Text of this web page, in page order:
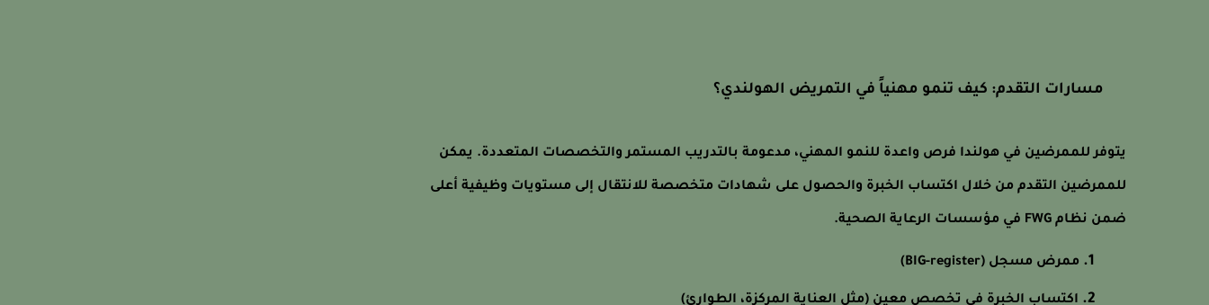
مسارات التقدم: كيف تنمو مهنياً في التمريض الهولندي؟
يتوفر للممرضين في هولندا فرص واعدة للنمو المهني، مدعومة بالتدريب المستمر والتخصصات المتعددة. يمكن
للممرضين التقدم من خلال اكتساب الخبرة والحصول على شهادات متخصصة للانتقال إلى مستويات وظيفية أعلى
ضمن نظام FWG في مؤسسات الرعاية الصحية.
ممرض مسجل (BIG-register)
اكتساب الخبرة في تخصص معين (مثل العناية المركزة، الطوارئ)